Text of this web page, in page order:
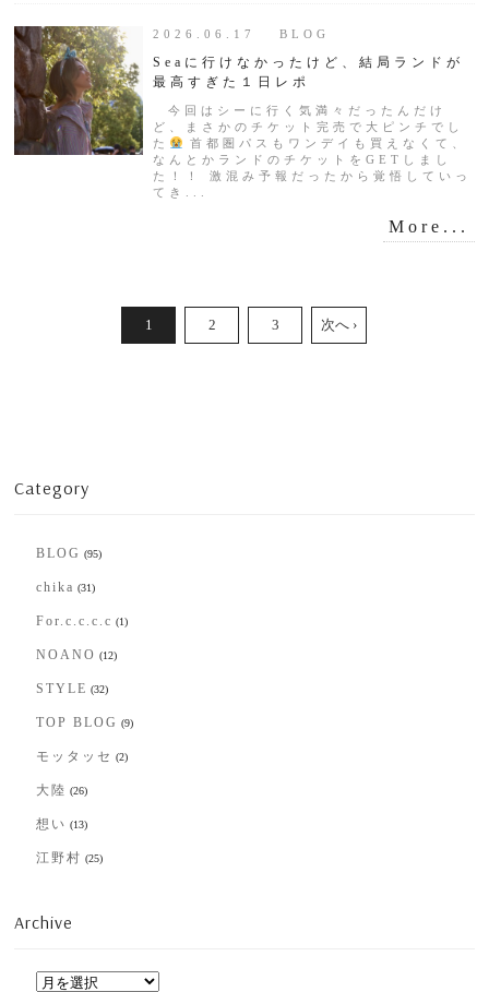
2026.06.17 BLOG
Seaに行けなかったけど、結局ランドが
最高すぎた１日レポ
今回はシーに行く気満々だったんだけ
ど、まさかのチケット完売で大ピンチでし
た
首都圏パスもワンデイも買えなくて、
なんとかランドのチケットをGETしまし
た！！ 激混み予報だったから覚悟していっ
てき...
More...
1 2 3 次へ ›
Category
BLOG (95)
chika (31)
For.c.c.c.c (1)
NOANO (12)
STYLE (32)
TOP BLOG (9)
モッタッセ (2)
大陸 (26)
想い (13)
江野村 (25)
Archive